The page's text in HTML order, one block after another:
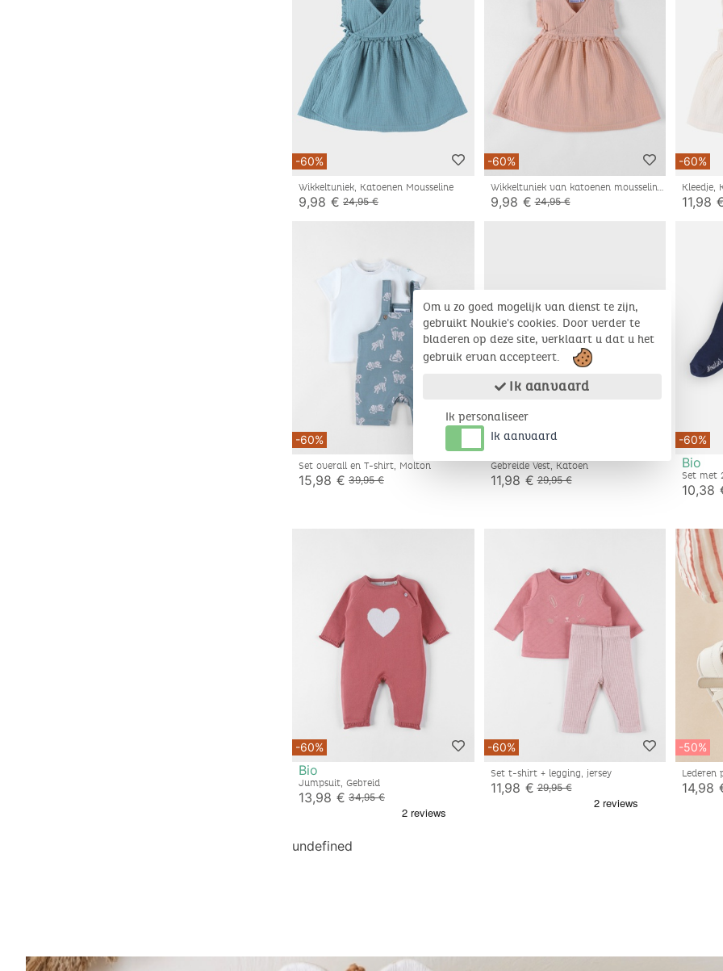
-60%
Wikkeltuniek, Katoenen Mousseline
9,98 € 24,95 €
-60%
Wikkeltuniek van katoenen mousseline
9,98 € 24,95 €
-60%
Kleedje,
11,98
-60%
Set overall en T-shirt, Molton
15,98 € 39,95 €
-60%
Gebreide Vest, Katoen
11,98 € 29,95 €
-60%
Bio
Set met
beige/
10,38
-60%
Bio
Jumpsuit, Gebreid
13,98 € 34,95 €
-60%
Set t-shirt + legging, jersey
11,98 € 29,95 €
-50%
Lederen
14,98
undefined
Om u zo goed mogelijk van dienst te zijn,
gebruikt Noukie's cookies. Door verder te
bladeren op deze site, verklaart u dat u het
gebruik ervan accepteert.
Ik aanvaard
Ik personaliseer
Ik aanvaard